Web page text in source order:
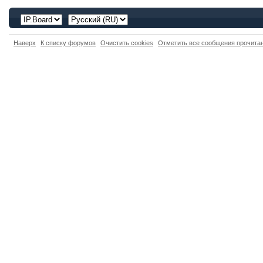
Наверх К списку форумов Очистить cookies Отметить все сообщения